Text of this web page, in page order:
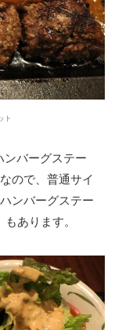
ト
ンバーグステー
ので、普通サイ
ンバーグステー
あります。